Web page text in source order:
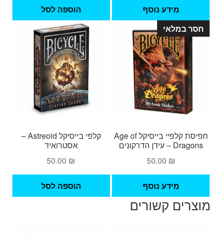
מידע נוסף
הוספה לסל
חסר במלאי
חפיסת קלפיי בייסיקל Age of
Dragons – עידן הדרקונים
50.00 ₪
מידע נוסף
קלפי בייסיקל Astreoid –
אסטרואיד
50.00 ₪
הוספה לסל
מוצרים קשורים